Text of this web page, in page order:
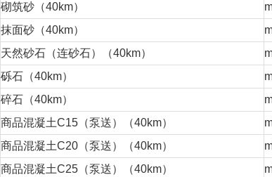
砌筑砂（40km）
抹面砂（40km）
天然砂石（连砂石）（40km）
砾石（40km）
碎石（40km）
商品混凝土C15（泵送）（40km）
商品混凝土C20（泵送）（40km）
商品混凝土C25（泵送）（40km）